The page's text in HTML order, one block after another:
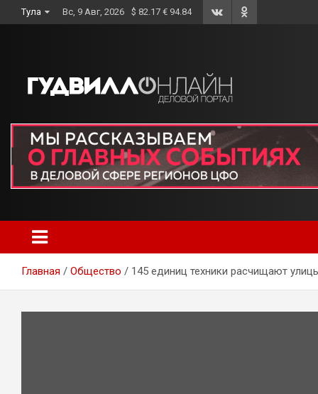
to
Тула Вс, 9 Авг, 2026 $ 82.17 € 94.84
Главная Общество 145 единиц техники расчищают